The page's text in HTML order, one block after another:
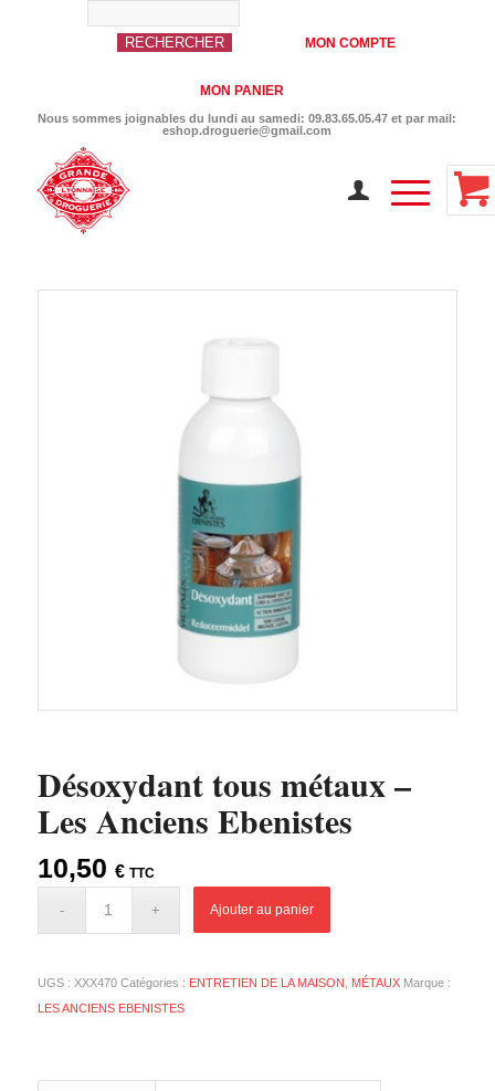
MON COMPTE
MON PANIER
Nous sommes joignables du lundi au samedi: 09.83.65.05.47 et par mail:
eshop.droguerie@gmail.com
Désoxydant tous métaux –
Les Anciens Ebenistes
10,50 € TTC
Ajouter au panier
UGS : XXX470 Catégories : ENTRETIEN DE LA MAISON MÉTAUX Marque :
LES ANCIENS EBENISTES